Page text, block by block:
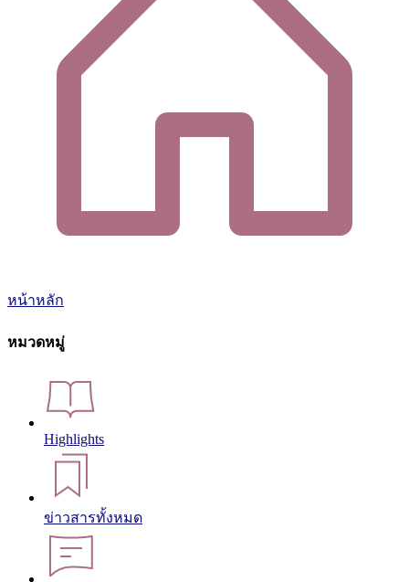
หน้าหลัก
หมวดหมู่
Highlights
ข่าวสารทั้งหมด